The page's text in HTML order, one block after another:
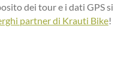
dei tour e i dati GPS si
partner di Krauti Bike!